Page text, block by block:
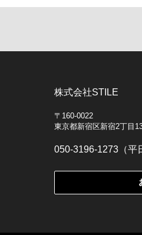
株式会社STILE
〒160-0022
東京都新宿区新宿2丁目
050-3196-1273（平